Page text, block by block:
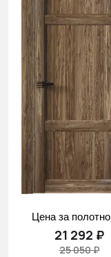
Цена за полотно
21 292 ₽
25 050 ₽